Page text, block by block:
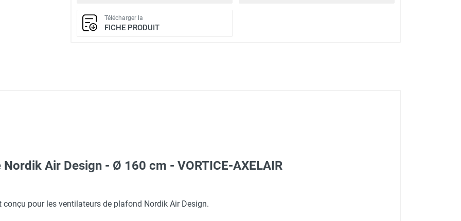
Télécharger la
FICHE PRODUIT
Air Design - Ø 160 cm - VORTICE-AXELAIR
conçu pour les ventilateurs de plafond Nordik Air Design.